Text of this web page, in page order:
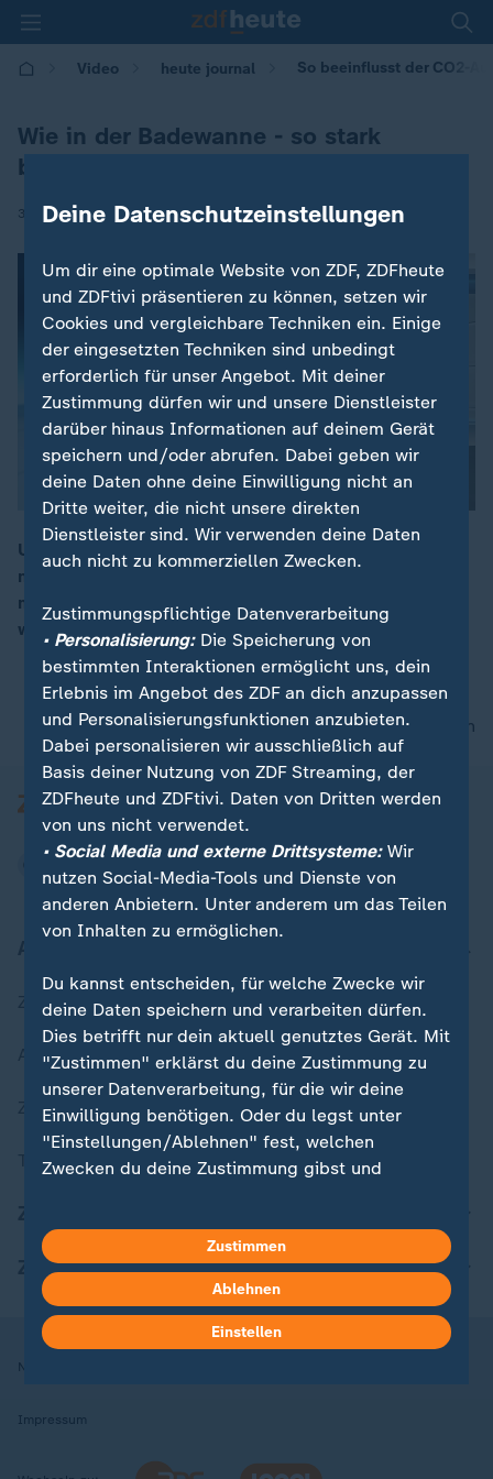
Video heute journal So beeinflusst der CO2-
Wie in der Badewanne - so stark
beeinflusst CO2 das Klima
30.11.2023 | 15:40
Um den weltweiten Temperaturanstieg aufzuhalten,
muss der CO2-Ausstoß gestoppt werden. Verringert
man die Emissionen nur, erwärmt sich die Erde immer
weiter. Katja Horneffer erklärt im 3D-Studio wieso.
nach oben
Zuletzt veröffentlicht
Aktuelle Sendungs-Videos
ZDFheute Stories
Themen im Überblick
ZDFheute Apps
Nutzungsbedingungen
Impressum
Deine Datenschutzeinstellungen
Um dir eine optimale Website von ZDF, ZDFheute
und ZDFtivi präsentieren zu können, setzen wir
Cookies und vergleichbare Techniken ein. Einige
der eingesetzten Techniken sind unbedingt
erforderlich für unser Angebot. Mit deiner
Zustimmung dürfen wir und unsere Dienstleister
darüber hinaus Informationen auf deinem Gerät
speichern und/oder abrufen. Dabei geben wir
deine Daten ohne deine Einwilligung nicht an
Dritte weiter, die nicht unsere direkten
Dienstleister sind. Wir verwenden deine Daten
auch nicht zu kommerziellen Zwecken.
Zustimmungspflichtige Datenverarbeitung
• Personalisierung:Die Speicherung von
bestimmten Interaktionen ermöglicht uns, dein
Erlebnis im Angebot des ZDF an dich anzupassen
und Personalisierungsfunktionen anzubieten.
Dabei personalisieren wir ausschließlich auf
Basis deiner Nutzung von ZDF Streaming, der
ZDFheute und ZDFtivi. Daten von Dritten werden
von uns nicht verwendet.
• Social Media und externe Drittsysteme:Wir
nutzen Social-Media-Tools und Dienste von
anderen Anbietern. Unter anderem um das Teilen
von Inhalten zu ermöglichen.
Du kannst entscheiden, für welche Zwecke wir
deine Daten speichern und verarbeiten dürfen.
Dies betrifft nur dein aktuell genutztes Gerät. Mit
"Zustimmen" erklärst du deine Zustimmung zu
unserer Datenverarbeitung, für die wir deine
Einwilligung benötigen. Oder du legst unter
"Einstellungen/Ablehnen" fest, welchen
Zwecken du deine Zustimmung gibst und
in deinen Einstellungen widerrufen oder ändern.
Hier findest du das Impressum.
Weitere Informationen findest du in unserer
Datenschutzerklärung.
Zustimmen
Ablehnen
Einstellen